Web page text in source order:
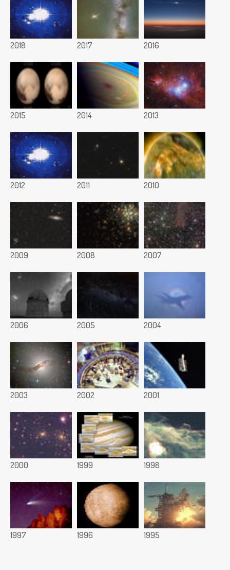
2018 2017 2016
2015 2014 2013
2012 2011 2010
2009 2008 2007
2006 2005 2004
2003 2002 2001
2000 1999 1998
1997 1996 1995